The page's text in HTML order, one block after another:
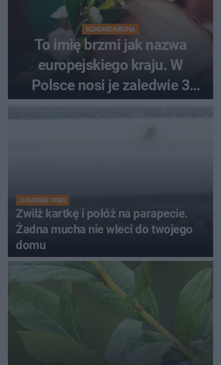
RZADKIE IMIONA
To imię brzmi jak nazwa
europejskiego kraju. W
Polsce nosi je zaledwie 3
DOMOWE TRIKI
Zwilż kartkę i połóż na parapecie.
Żadna mucha nie wleci do twojego
domu